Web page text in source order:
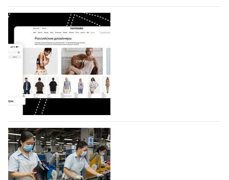
07.08.2026 65
BALLINA представит свои новинки на Euro
Shoes
Компания BALLINA Guangzhou Lihuang Footwear
Co., Ltd., основанная в 2011 году и расположенная в
Гуанчжоу, столице моды Китая, является
профессиональной обувной компанией,
объединяющей разработку, производство и…
07.08.2026 87
На платформе Lamoda - новый раздел и
условия продвижения локальных
дизайнерских марок